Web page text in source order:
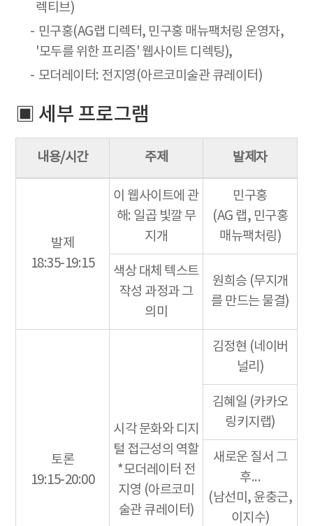
렉티브)
민구홍(AG랩 디렉터, 민구홍 매뉴팩처링 운영자,
'모두를 위한 프리즘' 웹사이트 디렉팅),
모더레이터: 전지영(아르코미술관 큐레이터)
▣ 세부 프로그램
내용/시간 주제 발제자
발제
18:35-19:15
이 웹사이트에 관
해: 일곱 빛깔 무
지개
민구홍
(AG 랩, 민구홍
매뉴팩처링)
색상 대체 텍스트
작성 과정과 그
의미
원희승 (무지개
를 만드는 물결)
토론
19:15-20:00
시각 문화와 디지
털 접근성의 역할
*모더레이터 전
지영 (아르코미
술관 큐레이터)
김정현 (네이버
널리)
김혜일 (카카오
링키지랩)
새로운 질서 그
후...
(남선미, 윤충근,
이지수)